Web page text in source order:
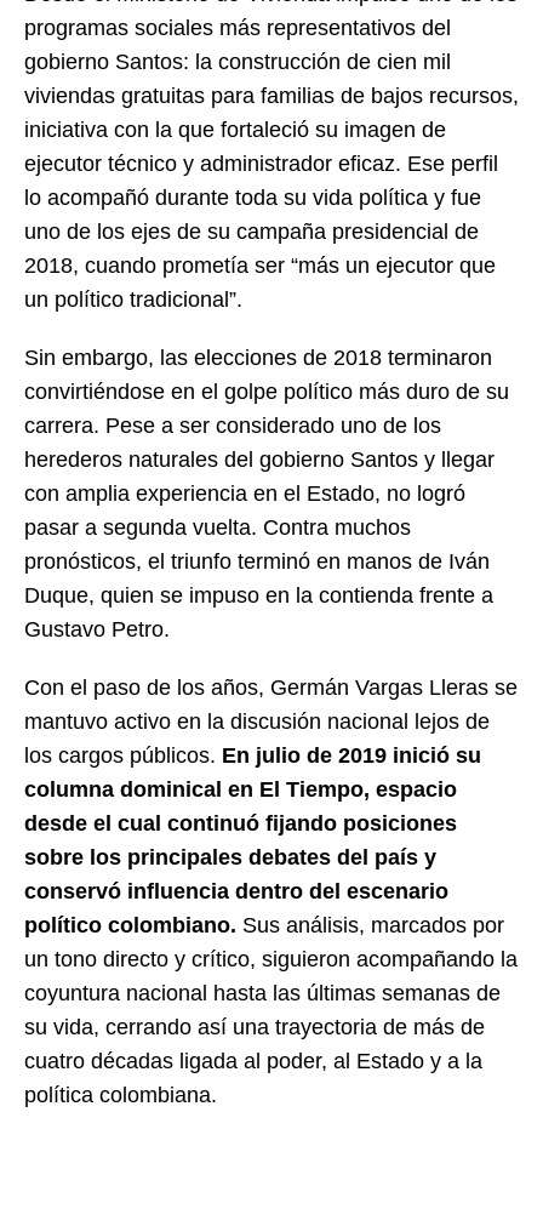
programas sociales más representativos del
gobierno Santos: la construcción de cien mil
viviendas gratuitas para familias de bajos recursos,
iniciativa con la que fortaleció su imagen de
ejecutor técnico y administrador eficaz. Ese perfil
lo acompañó durante toda su vida política y fue
uno de los ejes de su campaña presidencial de
2018, cuando prometía ser “más un ejecutor que
un político tradicional”.
Sin embargo, las elecciones de 2018 terminaron
convirtiéndose en el golpe político más duro de su
carrera. Pese a ser considerado uno de los
herederos naturales del gobierno Santos y llegar
con amplia experiencia en el Estado, no logró
pasar a segunda vuelta. Contra muchos
pronósticos, el triunfo terminó en manos de Iván
Duque, quien se impuso en la contienda frente a
Gustavo Petro.
Con el paso de los años, Germán Vargas Lleras se
mantuvo activo en la discusión nacional lejos de
los cargos públicos. En julio de 2019 inició su
columna dominical en El Tiempo, espacio
desde el cual continuó fijando posiciones
sobre los principales debates del país y
conservó influencia dentro del escenario
político colombiano. Sus análisis, marcados por
un tono directo y crítico, siguieron acompañando la
coyuntura nacional hasta las últimas semanas de
su vida, cerrando así una trayectoria de más de
cuatro décadas ligada al poder, al Estado y a la
política colombiana.